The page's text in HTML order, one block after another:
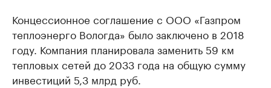
Концессионное соглашение с ООО «Газпром
теплоэнерго Вологда» было заключено в 2018
году. Компания планировала заменить 59 км
тепловых сетей до 2033 года на общую сумму
инвестиций 5,3 млрд руб.